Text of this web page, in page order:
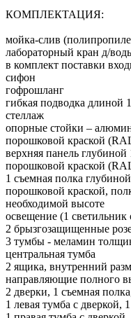
КОМПЛЕКТАЦИЯ:
мойка-слив
лабораторный кран д/
в комплект поставки
сифон
гофрошланг
гибкая подводка длиной
стеллаж
опорные стойки –
порошковой краской
верхняя панель
порошковой краской
1 съемная полка
порошковой краской,
необходимой высоте
освещение (1
2 брызгозащищенные
3 тумбы - меламин
центральная тумба
2 ящика, внутренний
направляющие полного
2 дверки, 1 съемная
1 левая тумба с дверкой,